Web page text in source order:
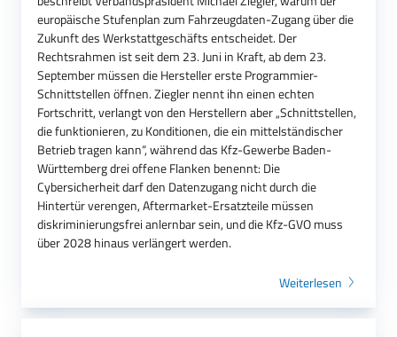
europäische Stufenplan zum Fahrzeugdaten-Zugang über die
Zukunft des Werkstattgeschäfts entscheidet. Der
Rechtsrahmen ist seit dem 23. Juni in Kraft, ab dem 23.
September müssen die Hersteller erste Programmier-
Schnittstellen öffnen. Ziegler nennt ihn einen echten
Fortschritt, verlangt von den Herstellern aber „Schnittstellen,
die funktionieren, zu Konditionen, die ein mittelständischer
Betrieb tragen kann“, während das Kfz-Gewerbe Baden-
Württemberg drei offene Flanken benennt: Die
Cybersicherheit darf den Datenzugang nicht durch die
Hintertür verengen, Aftermarket-Ersatzteile müssen
diskriminierungsfrei anlernbar sein, und die Kfz-GVO muss
über 2028 hinaus verlängert werden.
Weiterlesen